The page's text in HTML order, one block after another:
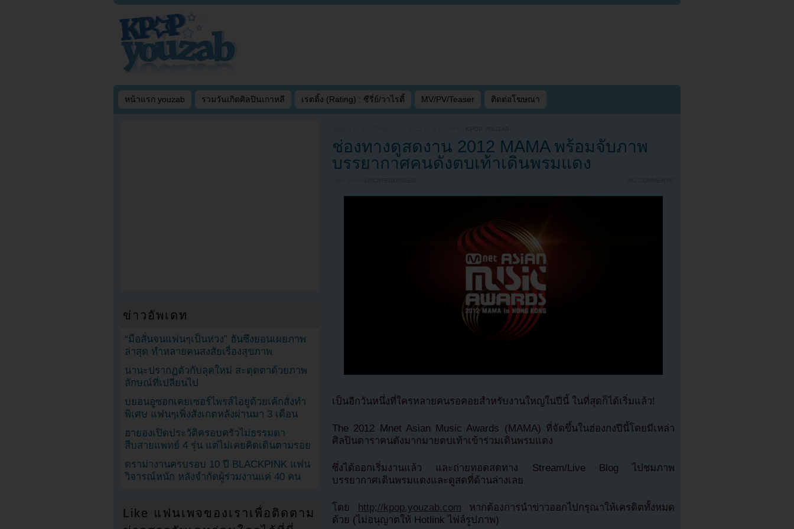
หน้าแรก youzab รวมวันเกิดศิลปินเกาหลี เรตติ้ง (Rating) : ซีรี่ย์/วาไรตี้ MV/PV/Teaser ติดต่อโฆษณา
KPOP YOUZAB
ช่องทางดูสดงาน 2012 MAMA พร้อมจับภาพ
บรรยากาศคนดังตบเท้าเดินพรมแดง
UNCATEGORIZED NO COMMENTS
เป็นอีกวันหนึ่งที่ใครหลายคนรอคอยสำหรับงานใหญในปีนี้ ในที่สุดก็ได้เริ่มแล้ว!
The 2012 Mnet Asian Music Awards (MAMA) ที่จัดขึ้นในฮ่องกงปีนี้โดยมีเหล่า
ศิลปินดาราคนดังมากมายตบเท้าเข้าร่วมเดินพรมแดง
ซึ่งได้ออกเริ่มงานแล้ว และถ่ายทอดสดทาง Stream/Live Blog ไปชมภาพ
บรรยากาศเดินพรมแดงและดูสดที่ด้านล่างเลย
โดย http;//kpop.youzab.com หากต้องการนำข่าวออกไปกรุณาให้เครดิตทั้งหมด
ด้วย (ไม่อนุญาตให้ Hotlink ไฟล์รูปภาพ)
ข่าวอัพเดท
“มือสั่นจนแฟนๆเป็นห่วง” ฮันซึงยอนเผยภาพ
ล่าสุด ทำหลายคนสงสัยเรื่องสุขภาพ
นานะปรากฏตัวกับลุคใหม่ สะดุดตาด้วยภาพ
ลักษณ์ที่เปลี่ยนไป
บยอนอูซอกเคยเซอร์ไพรส์ไอยูด้วยเค้กสั่งทำ
พิเศษ แฟนๆเพิ่งสังเกตหลังผ่านมา 3 เดือน
ฮายองเปิดประวัติครอบครัวไม่ธรรมดา
สืบสายแพทย์ 4 รุ่น แต่ไม่เคยคิดเดินตามรอย
ดราม่างานครบรอบ 10 ปี BLACKPINK แฟน
วิจารณ์หนัก หลังจำกัดผู้ร่วมงานแค่ 40 คน
Like แฟนเพจของเราเพื่อติดตาม